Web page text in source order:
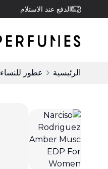
الدفع عند الاستلام
الرئيسية عطور للنساء